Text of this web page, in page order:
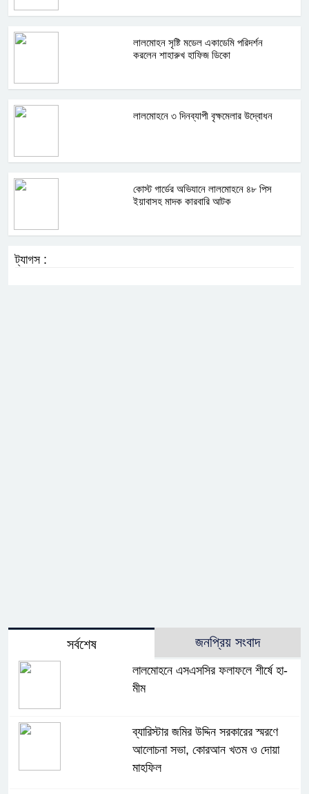
লালমোহন সৃষ্টি মডেল একাডেমি পরিদর্শন
করলেন শাহারুখ হাফিজ ডিকো
লালমোহনে ৩ দিনব্যাপী বৃক্ষমেলার উদ্বোধন
কোস্ট গার্ডের অভিযানে লালমোহনে ৪৮ পিস
ইয়াবাসহ মাদক কারবারি আটক
ট্যাগস :
সর্বশেষ জনপ্রিয় সংবাদ
লালমোহনে এসএসসির ফলাফলে শীর্ষে হা-
মীম
ব্যারিস্টার জমির উদ্দিন সরকারের স্মরণে
আলোচনা সভা, কোরআন খতম ও দোয়া
মাহফিল